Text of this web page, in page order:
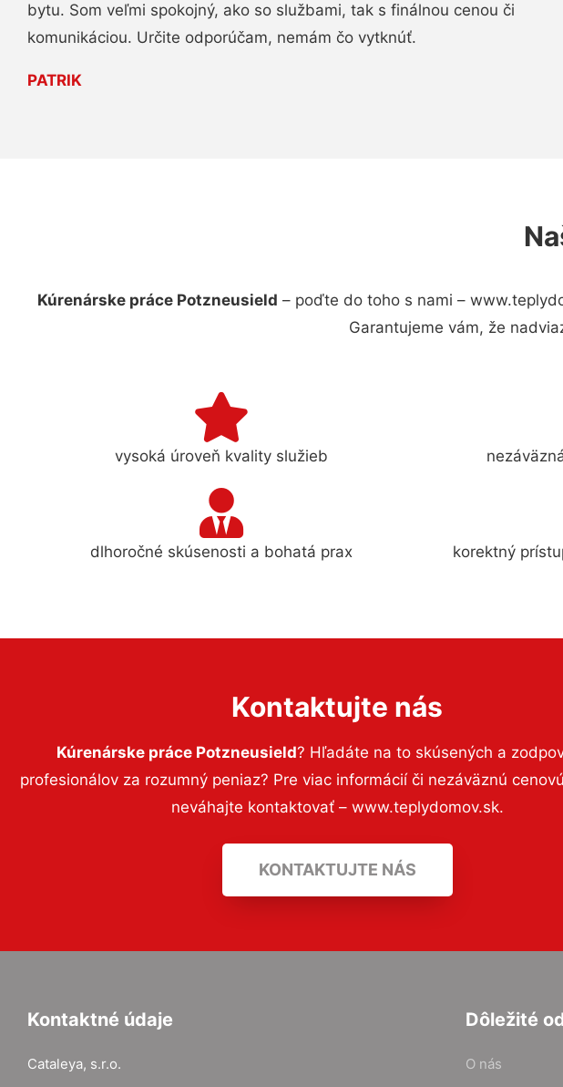
bytu. Som veľmi spokojný, ako so službami, tak s finálnou cenou či
komunikáciou. Určite odporúčam, nemám čo vytknúť.
PATRIK
Kúrenárske práce Potzneusield – poďte do toho s nami –
Garantujeme vám, že
vysoká úroveň kvality služieb
dlhoročné skúsenosti a bohatá prax korektný
Kontaktujte nás
Kúrenárske práce Potzneusield? Hľadáte na to skúsených a
profesionálov za rozumný peniaz? Pre viac informácií či nezáväznú
neváhajte kontaktovať – www.teplydomov.sk.
KONTAKTUJTE NÁS
Kontaktné údaje
Cataleya, s.r.o.
Dôležité
O nás